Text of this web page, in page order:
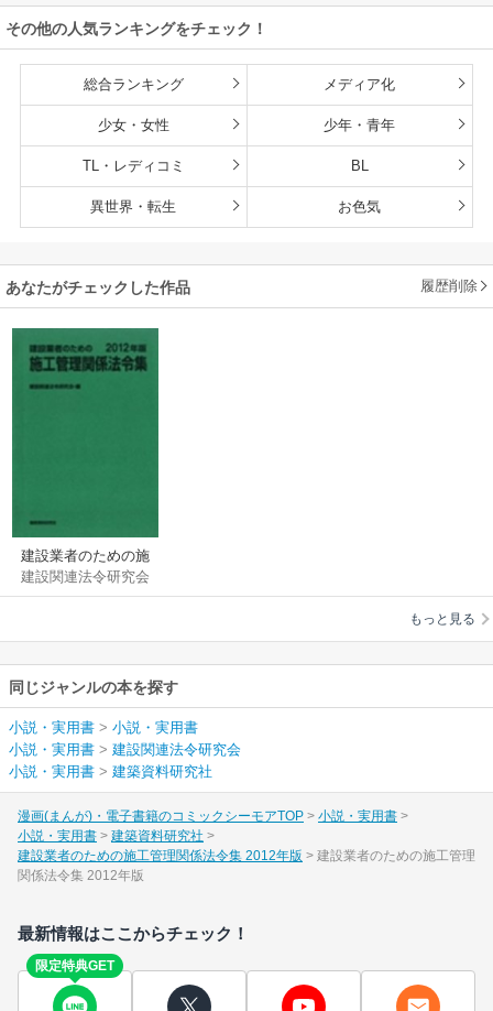
その他の人気ランキングをチェック！
総合ランキング メディア化
少女・女性 少年・青年
TL・レディコミ BL
異世界・転生 お色気
あなたがチェックした作品 履歴削除
建設業者のための施
工管理関係法令集
2012年版
建設関連法令研究会
もっと見る
同じジャンルの本を探す
小説・実用書 > 小説・実用書
小説・実用書 > 建設関連法令研究会
小説・実用書 > 建築資料研究社
漫画(まんが)・電子書籍のコミックシーモアTOP
小説・実用書
小説・実用書
建築資料研究社
建設業者のための施工管理関係法令集 2012年版
建設業者のための施工管理
関係法令集 2012年版
最新情報はここからチェック！
限定特典GET